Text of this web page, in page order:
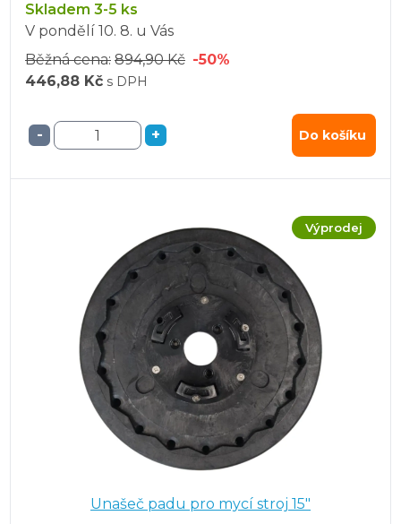
Skladem 3-5 ks
V pondělí 10. 8. u Vás
Běžná cena: 894,90 Kč -50%
446,88 Kč s DPH
- + Do košíku
Výprodej
Unašeč padu pro mycí stroj 15"